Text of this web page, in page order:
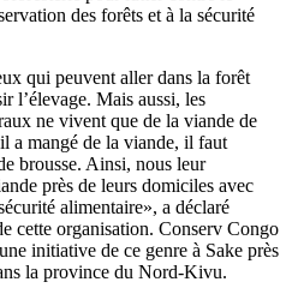
des forêts et à la sécurité
qui peuvent aller dans la forêt
l’élevage. Mais aussi, les
ne vivent que de la viande de
a mangé de la viande, il faut
brousse. Ainsi, nous leur
près de leurs domiciles avec
alimentaire», a déclaré
cette organisation. Conserv Congo
initiative de ce genre à Sake près
la province du Nord-Kivu.